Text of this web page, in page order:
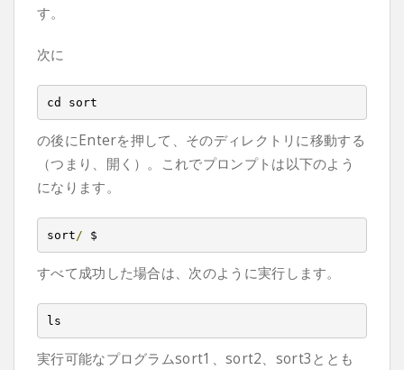
す。
次に
cd sort
の後にEnterを押して、そのディレクトリに移動する
（つまり、開く）。これでプロンプトは以下のよう
になります。
sort / $
すべて成功した場合は、次のように実行します。
ls
実行可能なプログラムsort1、sort2、sort3ととも